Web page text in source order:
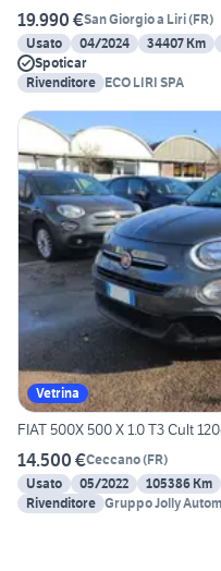
19.990 €San Giorgio a Liri(FR)
Usato
04/2024 34407 Km
Spoticar
Rivenditore ECO LIRI SPA
Vetrina
FIAT 500X 500 X 1.0 T3 Cult
14.500 €Ceccano(FR)
Usato
05/2022 105386 Km
Rivenditore Gruppo Jolly